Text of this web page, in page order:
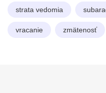
strata vedomia
vracanie zmätenosť